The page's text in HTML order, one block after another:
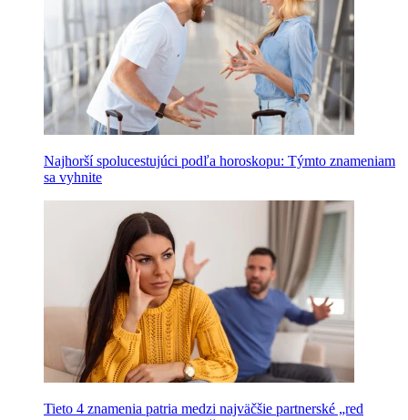
Najhorší spolucestujúci podľa horoskopu: Týmto znameniam
sa vyhnite
Tieto 4 znamenia patria medzi najväčšie partnerské „red